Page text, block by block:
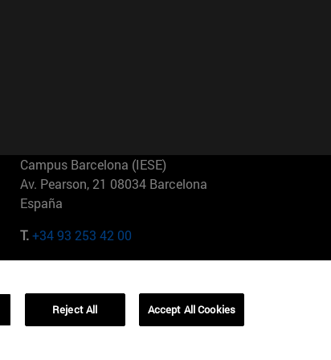
Campus Barcelona (IESE)
Av. Pearson, 21 08034 Barcelona
España
T.+34 93 253 42 00
01321001 Bela Vista Brasil
Reject All Accept All Cookies